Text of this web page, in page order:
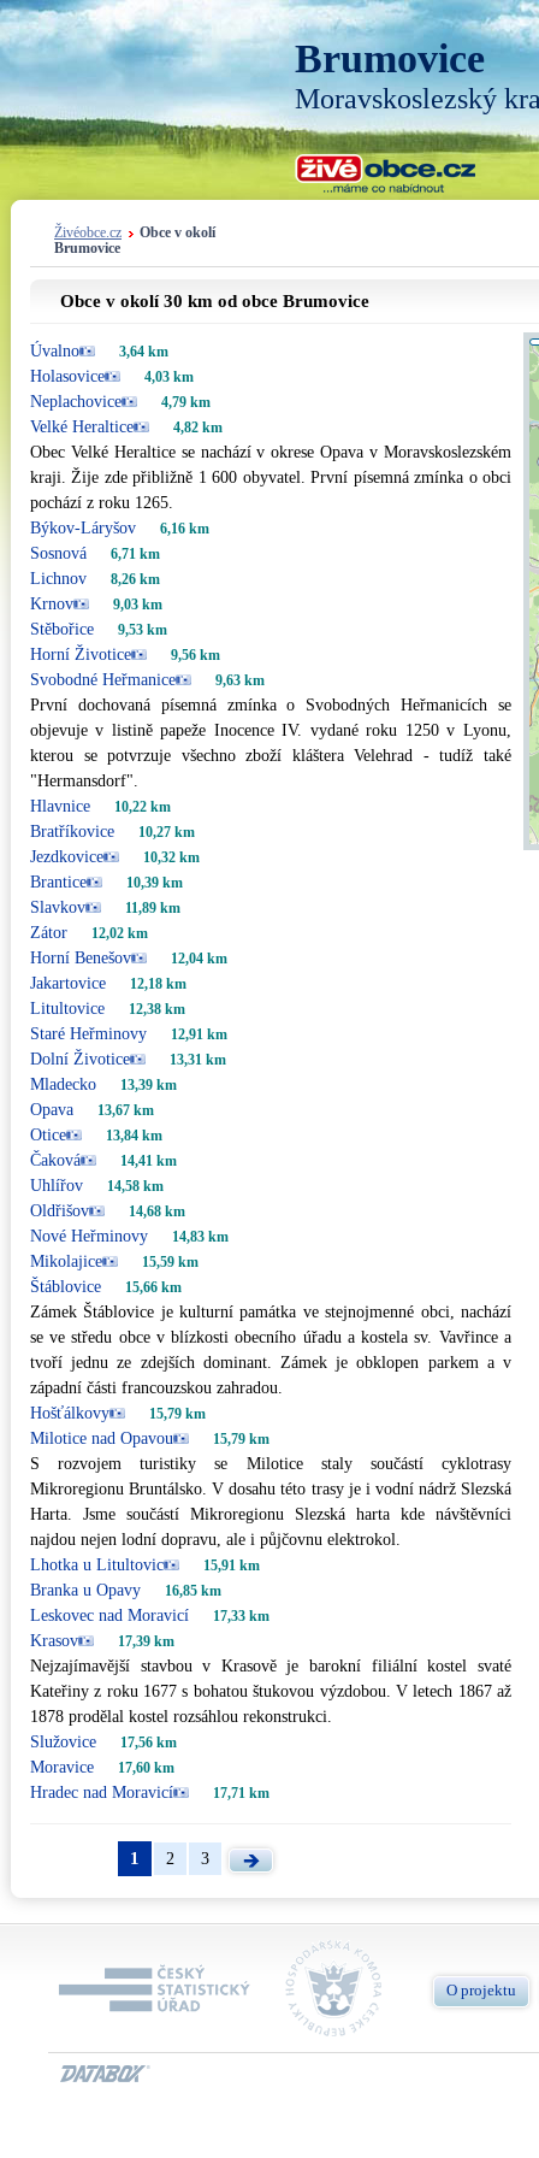
Brumovice
Moravskoslezský
Živéobce.cz
Obce v okolí
Brumovice
Obce v okolí 30 km od obce Brumovice
Úvalno 3,64 km
Holasovice 4,03 km
Neplachovice 4,79 km
Velké Heraltice 4,82 km
Obec Velké Heraltice se nachází v okrese Opava v Moravskoslezském
kraji. Žije zde přibližně 1 600 obyvatel. První písemná zmínka o obci
pochází z roku 1265.
Býkov-Láryšov
6,16 km
Sosnová 6,71 km
Lichnov 8,26 km
Krnov 9,03 km
Stěbořice 9,53 km
Horní Životice 9,56 km
Svobodné Heřmanice 9,63 km
První dochovaná písemná zmínka o Svobodných Heřmanicích se
objevuje v listině papeže Inocence IV. vydané roku 1250 v Lyonu,
kterou se potvrzuje všechno zboží kláštera Velehrad - tudíž také
"Hermansdorf".
Hlavnice
10,22 km
Bratříkovice 10,27 km
Jezdkovice 10,32 km
Brantice 10,39 km
Slavkov 11,89 km
Zátor 12,02 km
Horní Benešov 12,04 km
Jakartovice 12,18 km
Litultovice 12,38 km
Staré Heřminovy 12,91 km
Dolní Životice 13,31 km
Mladecko 13,39 km
Opava 13,67 km
Otice 13,84 km
Čaková 14,41 km
Uhlířov 14,58 km
Oldřišov 14,68 km
Nové Heřminovy 14,83 km
Mikolajice 15,59 km
Štáblovice 15,66 km
Zámek Štáblovice je kulturní památka ve stejnojmenné obci, nachází
se ve středu obce v blízkosti obecního úřadu a kostela sv. Vavřince a
tvoří jednu ze zdejších dominant. Zámek je obklopen parkem a v
západní části francouzskou zahradou.
Hošťálkovy
15,79 km
Milotice nad Opavou 15,79 km
S rozvojem turistiky se Milotice staly součástí cyklotrasy
Mikroregionu Bruntálsko. V dosahu této trasy je i vodní nádrž Slezská
Harta. Jsme součástí Mikroregionu Slezská harta kde návštěvníci
najdou nejen lodní dopravu, ale i půjčovnu elektrokol.
Lhotka u Litultovic
15,91 km
Branka u Opavy 16,85 km
Leskovec nad Moravicí 17,33 km
Krasov 17,39 km
Nejzajímavější stavbou v Krasově je barokní filiální kostel svaté
Kateřiny z roku 1677 s bohatou štukovou výzdobou. V letech 1867 až
1878 prodělal kostel rozsáhlou rekonstrukci.
Služovice
17,56 km
Moravice 17,60 km
Hradec nad Moravicí 17,71 km
1 2 3
O projektu